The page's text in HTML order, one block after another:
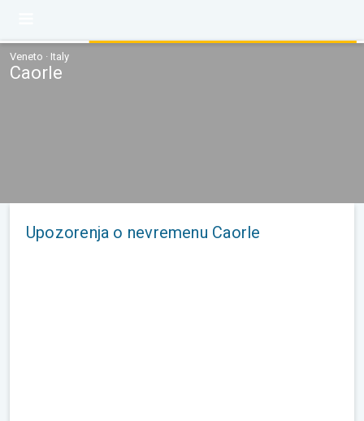
Veneto · Italy
Caorle
Upozorenja o nevremenu Caorle